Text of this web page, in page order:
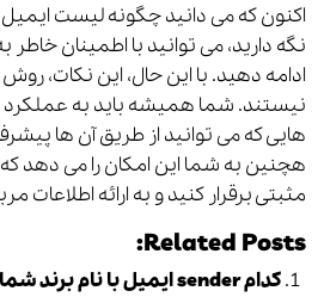
اکنون که می دانید چگونه لیست
نگه دارید، می توانید با اطمینان
ادامه دهید. با این حال، این نکات،
نیستند. شما همیشه باید به عملکرد
هایی که می توانید از طریق آن ها
هچنین به شما این امکان را می دهد
مثبتی برقرار کنید و به ارائه اطلاعات
Related Posts:
کدام sender ایمیل با نام برند شما همخوانی دارد؟